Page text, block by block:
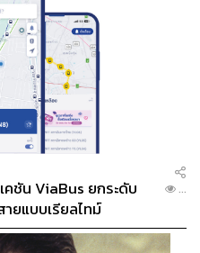
ชัน ViaBus ยกระดับ
ยแบบเรียลไทม์
...